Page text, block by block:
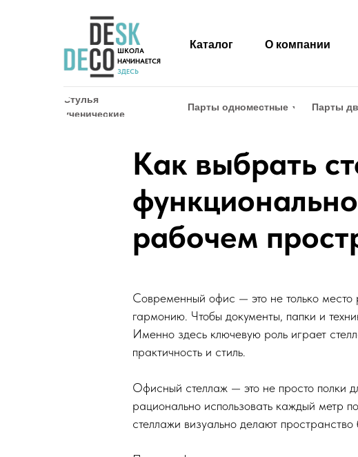
Стулья
ученические
ШКОЛА
НАЧИНАЕТСЯ
ЗДЕСЬ
Парты одноместные Парты
О компании
Каталог
Как выбрать
рабочем
Современный офис — это не только место
гармонию. Чтобы документы, папки и
Именно здесь ключевую роль играет
практичность и стиль.
Офисный стеллаж — это не просто полки
рационально использовать каждый метр
стеллажи визуально делают